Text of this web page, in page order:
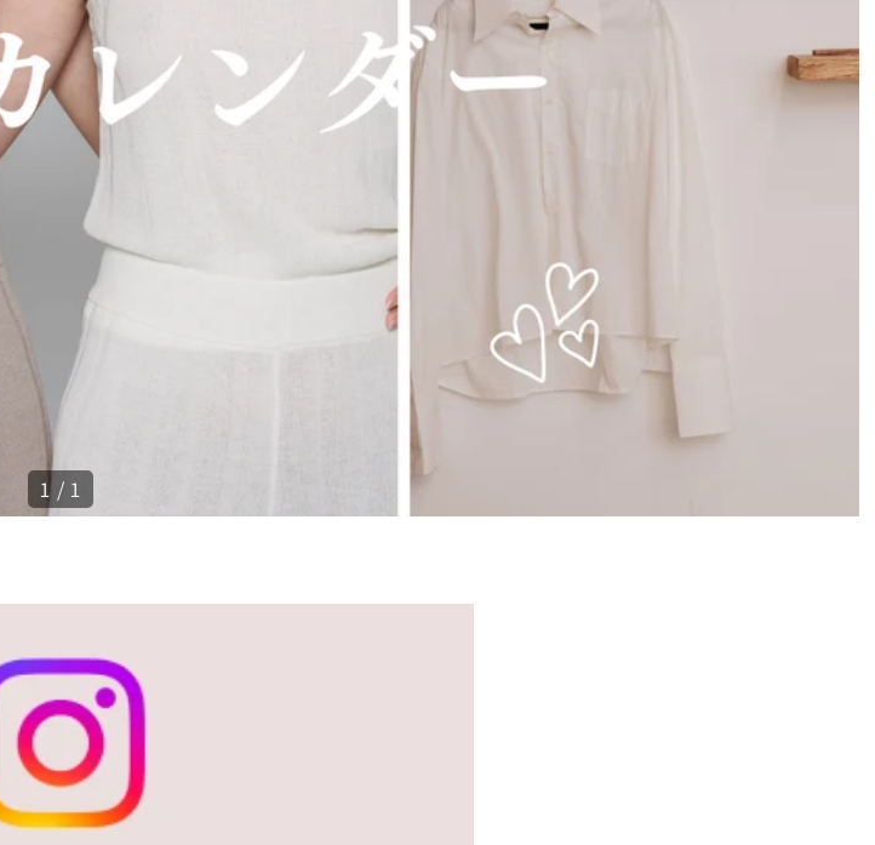
1 / 1